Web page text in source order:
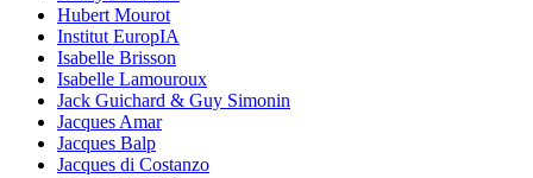
Hubert Mourot
Institut EuropIA
Isabelle Brisson
Isabelle Lamouroux
Jack Guichard & Guy Simonin
Jacques Amar
Jacques Balp
Jacques di Costanzo